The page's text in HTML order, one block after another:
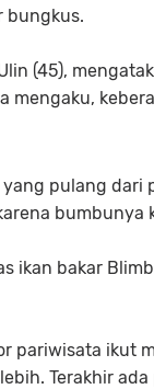
bungkus.
(45),
mengaku,
yang pulang dari
bumbunya
ikan bakar
pariwisata ikut
Terakhir